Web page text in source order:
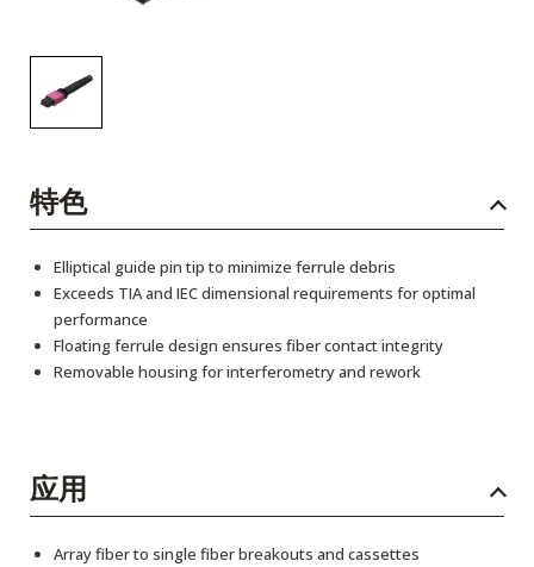
订阅
特色
Elliptical guide pin tip to minimize ferrule debris
Exceeds TIA and IEC dimensional requirements for optimal
performance
Floating ferrule design ensures fiber contact integrity
Removable housing for interferometry and rework
应用
Array fiber to single fiber breakouts and cassettes